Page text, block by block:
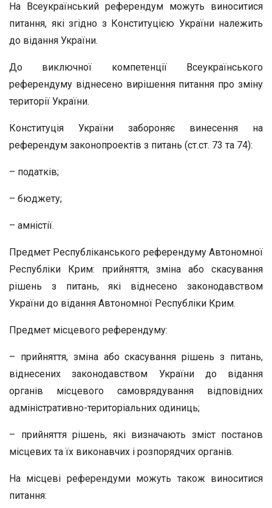
На Всеукраїнський референдум можуть виноситися
питання, які згідно з Конституцією України належить
до відання України.
До виключної компетенції Всеукраїнського
референдуму віднесено вирішення питання про зміну
території України.
Конституція України забороняє винесення на
референдум законопроектів з питань (ст.ст. 73 та 74):
– податків;
– бюджету;
– амністії.
Предмет Республіканського референдуму Автономної
Республіки Крим: прийняття, зміна або скасування
рішень з питань, які віднесено законодавством
України до відання Автономної Республіки Крим.
Предмет місцевого референдуму:
– прийняття, зміна або скасування рішень з питань,
віднесених законодавством України до відання
органів місцевого самоврядування відповідних
адміністративно-територіальних одиниць;
– прийняття рішень, які визначають зміст постанов
місцевих та їх виконавчих і розпорядчих органів.
На місцеві референдуми можуть також виноситися
питання: